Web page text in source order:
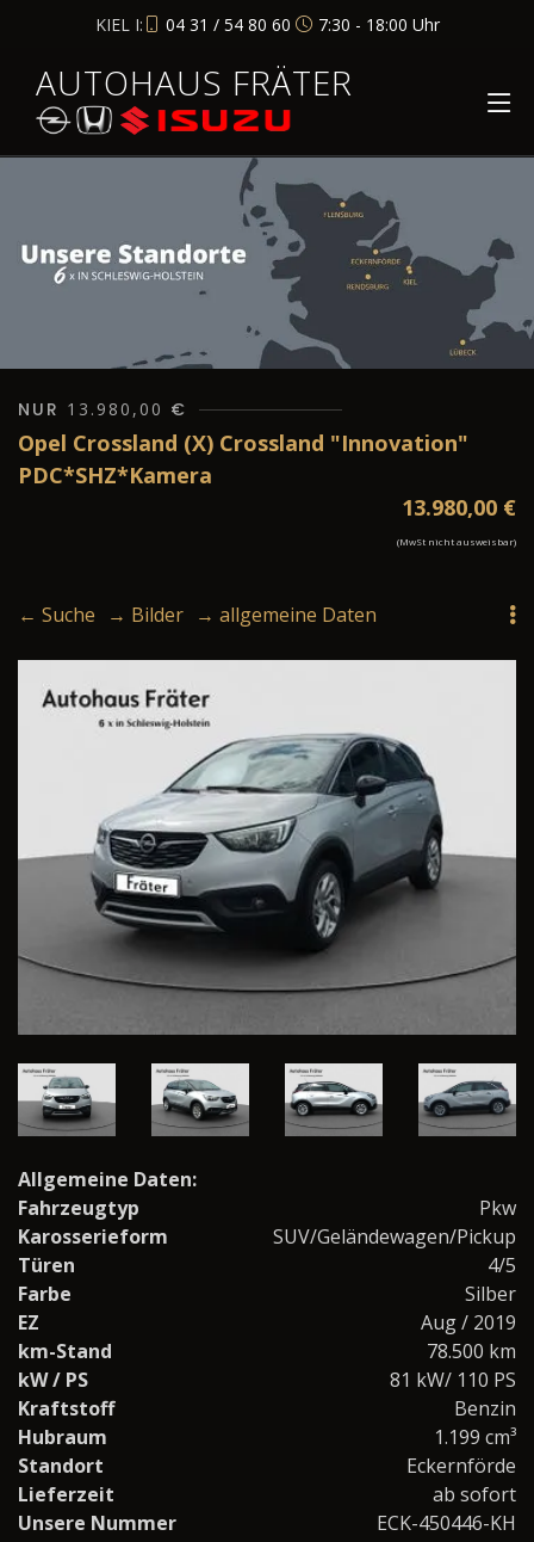
KIEL I: 04 31 / 54 80 60 7:30 - 18:00 Uhr
AUTOHAUS FRÄTER
NUR 13.980,00 €
Opel Crossland (X) Crossland "Innovation"
PDC*SHZ*Kamera
13.980,00 €
(MwSt nicht ausweisbar)
← Suche → Bilder → allgemeine Daten
Allgemeine Daten:
Fahrzeugtyp
Pkw
Karosserieform
SUV/Geländewagen/Pickup
Türen
4/5
Farbe
Silber
EZ
Aug / 2019
km-Stand
78.500 km
kW / PS
81 kW/ 110 PS
Kraftstoff
Benzin
Hubraum
1.199 cm³
Standort
Eckernförde
Lieferzeit
ab sofort
Unsere Nummer
ECK-450446-KH